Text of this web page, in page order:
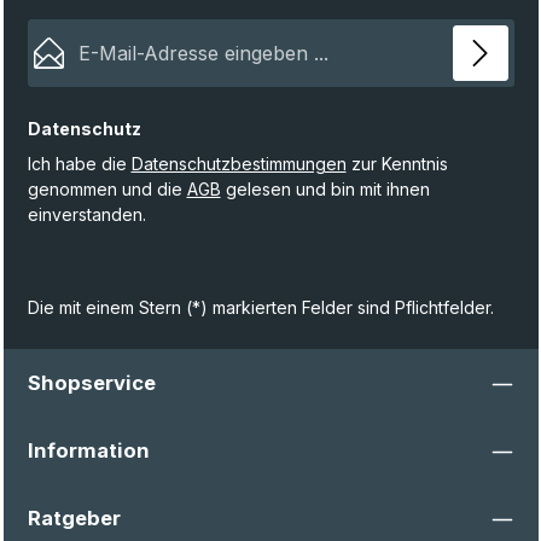
Datenschutz
Ich habe die Datenschutzbestimmungen zur Kenntnis
genommen und die AGB gelesen und bin mit ihnen
einverstanden.
Die mit einem Stern (*) markierten Felder sind Pflichtfelder.
Shopservice
Information
Ratgeber